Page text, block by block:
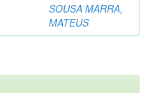
SOUSA MARRA,
MATEUS